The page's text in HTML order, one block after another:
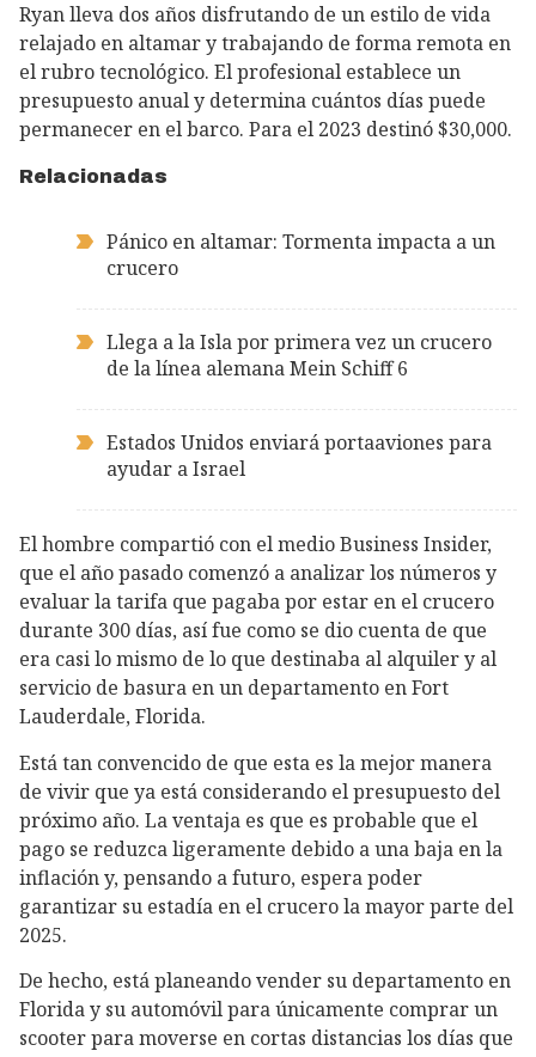
Ryan lleva dos años disfrutando de un estilo de vida
relajado en altamar y trabajando de forma remota en
el rubro tecnológico. El profesional establece un
presupuesto anual y determina cuántos días puede
permanecer en el barco. Para el 2023 destinó $30,000.
Relacionadas
Pánico en altamar: Tormenta impacta a un
crucero
Llega a la Isla por primera vez un crucero
de la línea alemana Mein Schiff 6
Estados Unidos enviará portaaviones para
ayudar a Israel
El hombre compartió con el medio Business Insider,
que el año pasado comenzó a analizar los números y
evaluar la tarifa que pagaba por estar en el crucero
durante 300 días, así fue como se dio cuenta de que
era casi lo mismo de lo que destinaba al alquiler y al
servicio de basura en un departamento en Fort
Lauderdale, Florida.
Está tan convencido de que esta es la mejor manera
de vivir que ya está considerando el presupuesto del
próximo año. La ventaja es que es probable que el
pago se reduzca ligeramente debido a una baja en la
inflación y, pensando a futuro, espera poder
garantizar su estadía en el crucero la mayor parte del
2025.
De hecho, está planeando vender su departamento en
Florida y su automóvil para únicamente comprar un
scooter para moverse en cortas distancias los días que